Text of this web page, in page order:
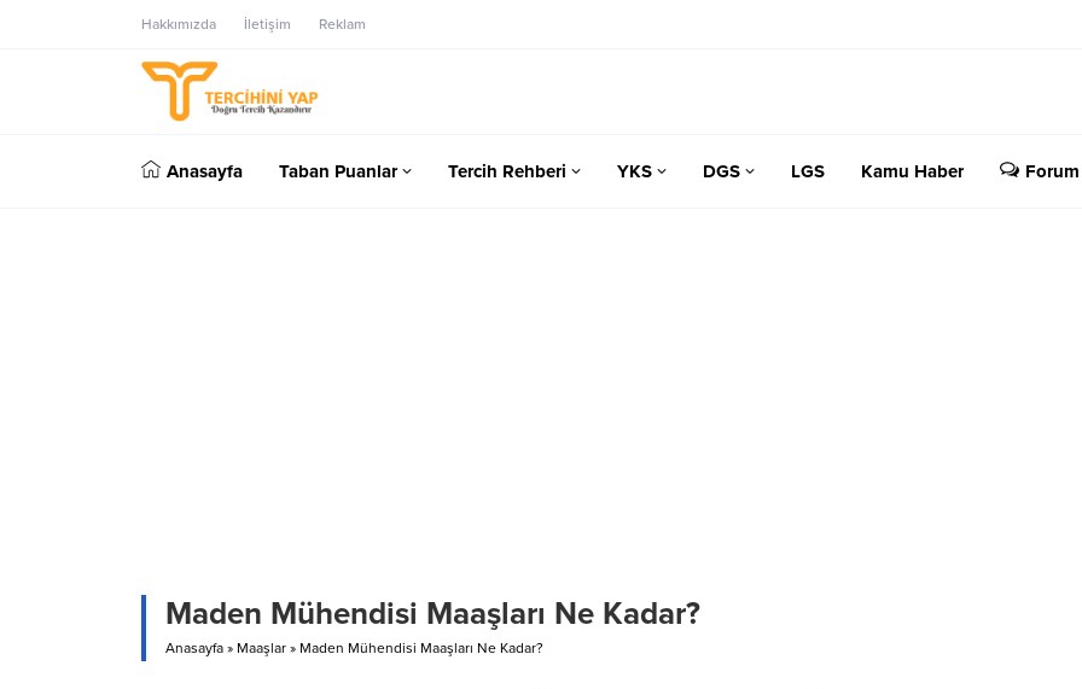
Hakkımızda İletişim Reklam
Anasayfa Taban Puanlar Tercih Rehberi YKS DGS LGS Kamu Haber Forum
Maden Mühendisi Maaşları Ne Kadar?
Anasayfa » Maaşlar » Maden Mühendisi Maaşları Ne Kadar?